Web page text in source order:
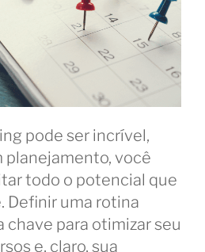
pode ser incrível,
planejamento, você
todo o potencial que
Definir uma rotina
chave para otimizar seu
e, claro, sua